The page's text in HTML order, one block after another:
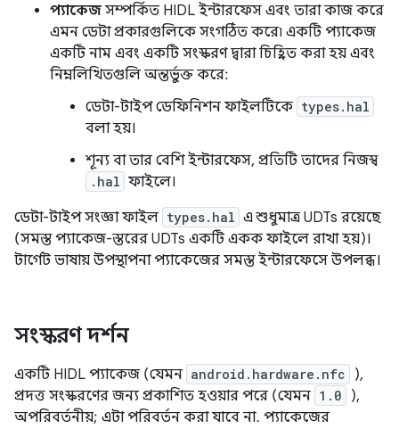
প্যাকেজ সম্পর্কিত HIDL ইন্টারফেস এবং তারা কাজ করে
এমন ডেটা প্রকারগুলিকে সংগঠিত করে৷ একটি প্যাকেজ
একটি নাম এবং একটি সংস্করণ দ্বারা চিহ্নিত করা হয় এবং
নিম্নলিখিতগুলি অন্তর্ভুক্ত করে:
ডেটা-টাইপ ডেফিনিশন ফাইলটিকে types.hal
বলা হয়।
শূন্য বা তার বেশি ইন্টারফেস, প্রতিটি তাদের নিজস্ব
.hal ফাইলে।
ডেটা-টাইপ সংজ্ঞা ফাইল types.hal এ শুধুমাত্র UDTs রয়েছে
(সমস্ত প্যাকেজ-স্তরের UDTs একটি একক ফাইলে রাখা হয়)।
টার্গেট ভাষায় উপস্থাপনা প্যাকেজের সমস্ত ইন্টারফেসে উপলব্ধ।
সংস্করণ দর্শন
একটি HIDL প্যাকেজ (যেমন android.hardware.nfc
),
প্রদত্ত সংস্করণের জন্য প্রকাশিত হওয়ার পরে (যেমন 1.0
),
অপরিবর্তনীয়; এটা পরিবর্তন করা যাবে না. প্যাকেজের